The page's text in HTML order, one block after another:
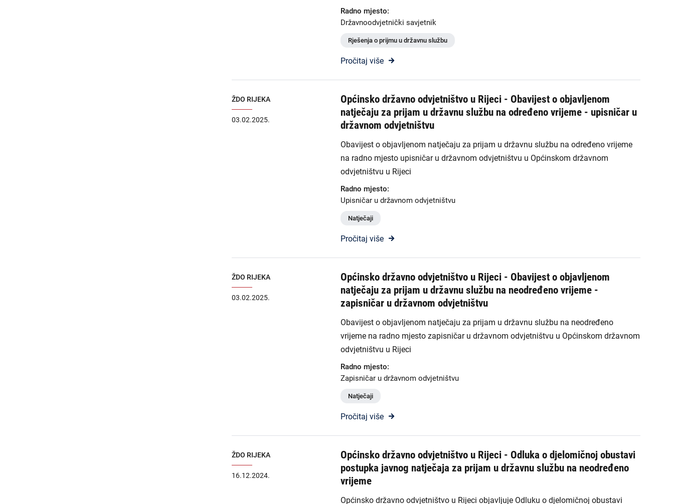
Radno mjesto:
Državnoodvjetnički savjetnik
Rješenja o prijmu u državnu službu
Pročitaj više
ŽDO RIJEKA
03.02.2025.
Općinsko državno odvjetništvo u Rijeci - Obavijest o objavljenom
natječaju za prijam u državnu službu na određeno vrijeme - upisničar u
državnom odvjetništvu
Obavijest o objavljenom natječaju za prijam u državnu službu na određeno vrijeme
na radno mjesto upisničar u državnom odvjetništvu u Općinskom državnom
odvjetništvu u Rijeci
Radno mjesto:
Upisničar u državnom odvjetništvu
Natječaji
Pročitaj više
ŽDO RIJEKA
03.02.2025.
Općinsko državno odvjetništvo u Rijeci - Obavijest o objavljenom
natječaju za prijam u državnu službu na neodređeno vrijeme -
zapisničar u državnom odvjetništvu
Obavijest o objavljenom natječaju za prijam u državnu službu na neodređeno
vrijeme na radno mjesto zapisničar u državnom odvjetništvu u Općinskom državnom
odvjetništvu u Rijeci
Radno mjesto:
Zapisničar u državnom odvjetništvu
Natječaji
Pročitaj više
ŽDO RIJEKA
16.12.2024.
Općinsko državno odvjetništvo u Rijeci - Odluka o djelomičnoj obustavi
postupka javnog natječaja za prijam u državnu službu na neodređeno
vrijeme
Općinsko državno odvjetništvo u Rijeci objavljuje Odluku o djelomičnoj obustavi